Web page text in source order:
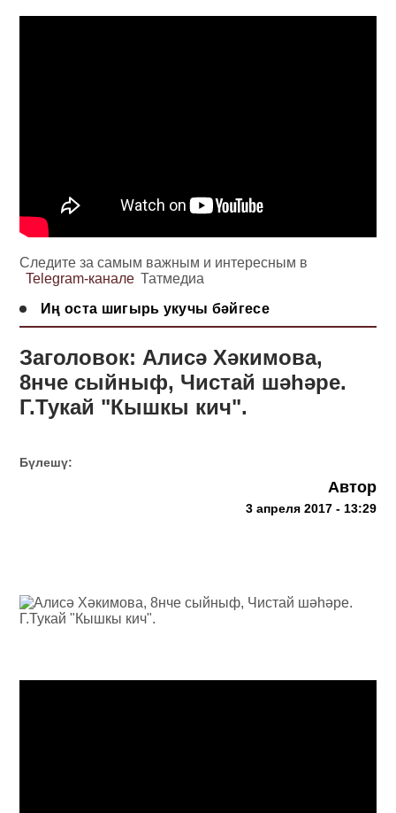
Следите за самым важным и интересным в
Telegram-канале Татмедиа
Иң оста шигырь укучы бәйгесе
Заголовок: Алисә Хәкимова,
8нче сыйныф, Чистай шәһәре.
Г.Тукай "Кышкы кич".
Бүлешү:
Автор
3 апреля 2017 - 13:29